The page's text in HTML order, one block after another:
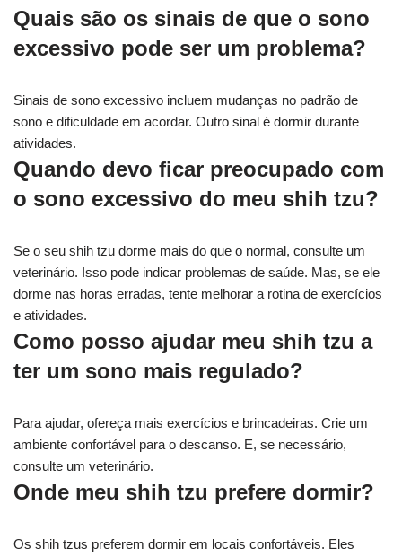
Quais são os sinais de que o sono
excessivo pode ser um problema?
Sinais de sono excessivo incluem mudanças no padrão de
sono e dificuldade em acordar. Outro sinal é dormir durante
atividades.
Quando devo ficar preocupado com
o sono excessivo do meu shih tzu?
Se o seu shih tzu dorme mais do que o normal, consulte um
veterinário. Isso pode indicar problemas de saúde. Mas, se ele
dorme nas horas erradas, tente melhorar a rotina de exercícios
e atividades.
Como posso ajudar meu shih tzu a
ter um sono mais regulado?
Para ajudar, ofereça mais exercícios e brincadeiras. Crie um
ambiente confortável para o descanso. E, se necessário,
consulte um veterinário.
Onde meu shih tzu prefere dormir?
Os shih tzus preferem dormir em locais confortáveis. Eles